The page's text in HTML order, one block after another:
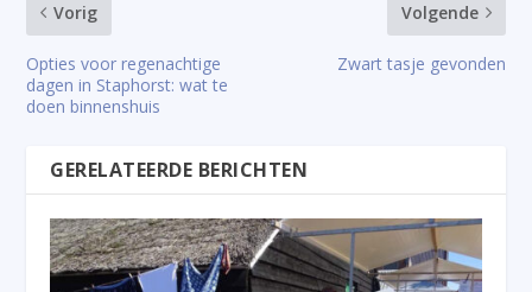
Vorig
Opties voor regenachtige
dagen in Staphorst: wat te
doen binnenshuis
Volgende
Zwart tasje gevonden
GERELATEERDE BERICHTEN